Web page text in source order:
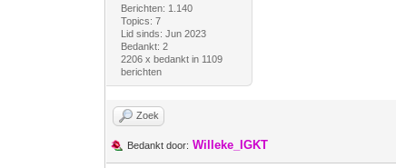
Berichten: 1.140
Topics: 7
Lid sinds: Jun 2023
Bedankt: 2
2206 x bedankt in 1109
berichten
Zoek
Bedankt door: Willeke_IGKT